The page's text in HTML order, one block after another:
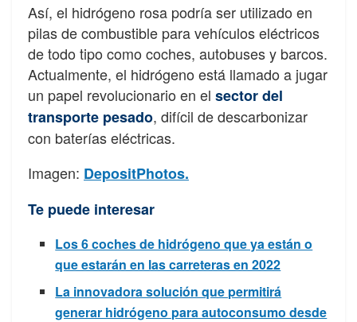
Así, el hidrógeno rosa podría ser utilizado en
pilas de combustible para vehículos eléctricos
de todo tipo como coches, autobuses y barcos.
Actualmente, el hidrógeno está llamado a jugar
un papel revolucionario en el sector del
transporte pesado, difícil de descarbonizar
con baterías eléctricas.
Imagen: DepositPhotos.
Te puede interesar
Los 6 coches de hidrógeno que ya están o
que estarán en las carreteras en 2022
La innovadora solución que permitirá
generar hidrógeno para autoconsumo desde